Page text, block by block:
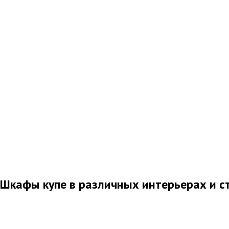
Шкафы купе в различных интерьерах и